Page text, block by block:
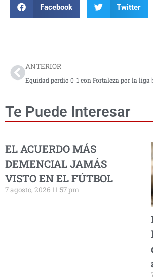
Facebook Twitter
ANTERIOR
Equidad perdio 0-1 con Fortaleza por la liga
Te Puede Interesar
EL ACUERDO MÁS
DEMENCIAL JAMÁS
VISTO EN EL FÚTBOL
7 agosto, 2026 11:57 pm